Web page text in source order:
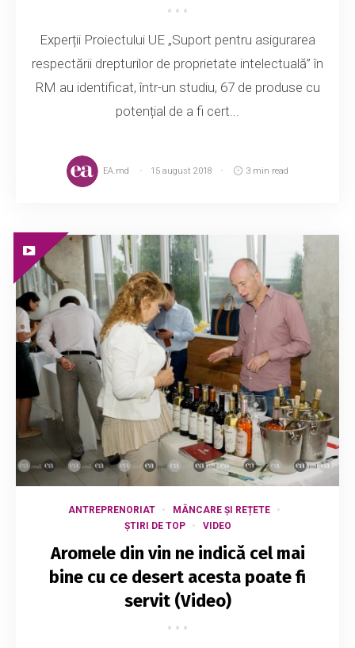
Experții Proiectului UE „Suport pentru asigurarea
respectării drepturilor de proprietate intelectuală” în
RM au identificat, într-un studiu, 67 de produse cu
potențial de a fi cert...
EA.md 15 august 2018 3 min read
ANTREPRENORIAT
MÂNCARE ȘI REȚETE
ȘTIRI DE TOP
VIDEO
Aromele din vin ne indică cel mai
bine cu ce desert acesta poate fi
servit (Video)